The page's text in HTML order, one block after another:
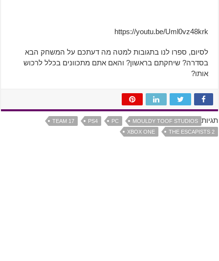
https://youtu.be/Uml0vz48krk
לסיום, ספרו לנו בתגובות למטה מה דעתכם על המשחק הבא
בסדרה? שיחקתם בראשון? והאם אתם מתכוונים בכלל לרכוש
אותו?
תגיות MOULDY TOOF STUDIOS
PC
PS4
TEAM 17
THE ESCAPISTS 2
XBOX ONE